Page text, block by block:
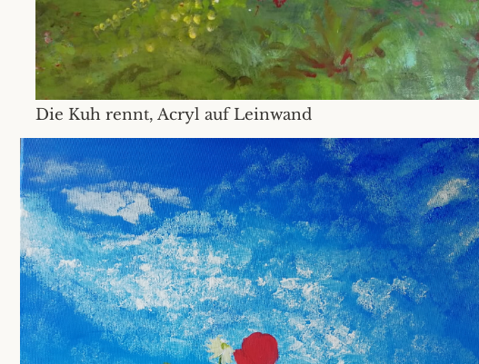
Die Kuh rennt, Acryl auf Leinwand